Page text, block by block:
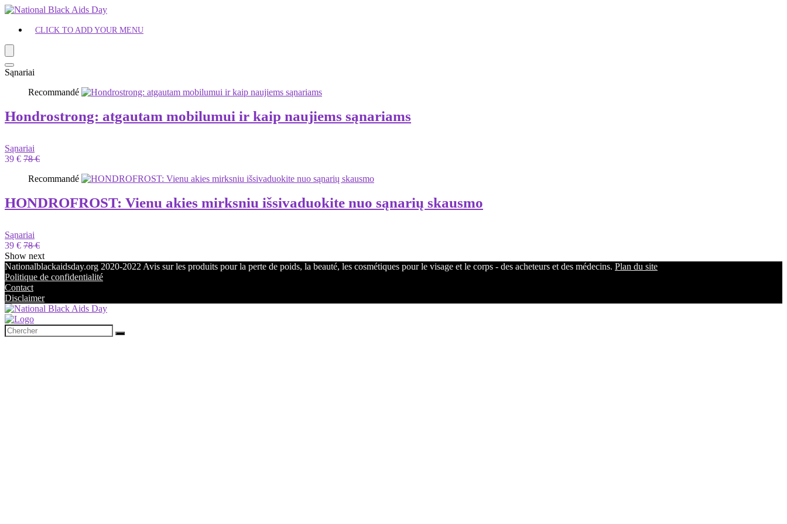
CLICK TO ADD YOUR MENU
Sąnariai
Recommandé
Hondrostrong: atgautam mobilumui ir kaip naujiems sąnariams
Sąnariai
39 € 78 €
Recommandé
HONDROFROST: Vienu akies mirksniu išsivaduokite nuo sąnarių skausmo
Sąnariai
39 € 78 €
Show next
Nationalblackaidsday.org 2020-2022 Avis sur les produits pour la perte de poids, la beauté, les cosmétiques pour le visage et le corps - des acheteurs et des médecins. Plan du site
Politique de confidentialité
Contact
Disclaimer